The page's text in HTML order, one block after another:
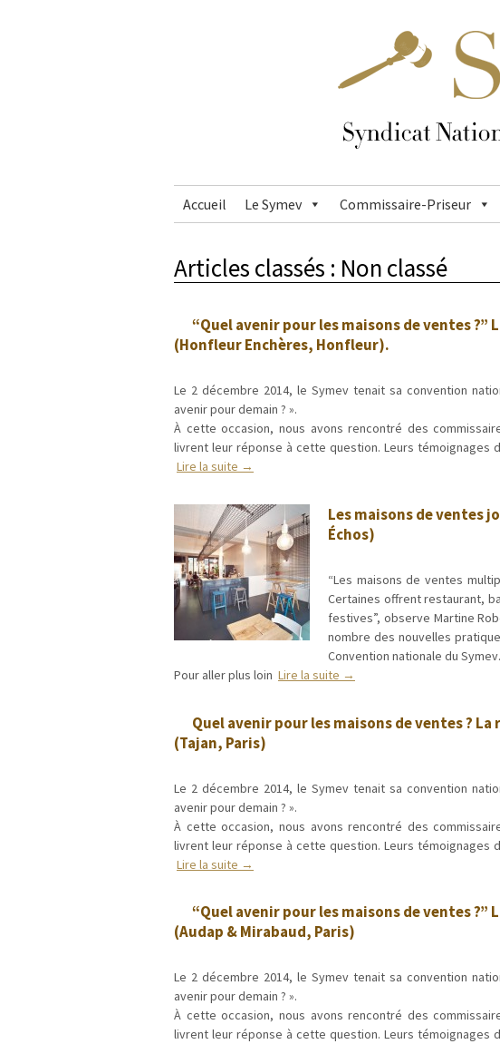
Accueil Le Symev Commissaire-Priseur
Articles classés : Non classé
“Quel avenir pour les maisons de ventes ?”
(Honfleur Enchères, Honfleur).
Le 2 décembre 2014, le Symev tenait sa convention
avenir pour demain ? ».
À cette occasion, nous avons rencontré des
livrent leur réponse à cette question. Leurs
Lire la suite →
Les maisons de ventes
Échos)
“Les maisons de ventes
Certaines offrent restaurant,
festives”, observe Martine
nombre des nouvelles
Convention nationale du Symev.
Pour aller plus loin Lire la suite →
Quel avenir pour les maisons de ventes ?
(Tajan, Paris)
Le 2 décembre 2014, le Symev tenait sa convention
avenir pour demain ? ».
À cette occasion, nous avons rencontré des
livrent leur réponse à cette question. Leurs
Lire la suite →
“Quel avenir pour les maisons de ventes ?”
(Audap & Mirabaud, Paris)
Le 2 décembre 2014, le Symev tenait sa convention
avenir pour demain ? ».
À cette occasion, nous avons rencontré des
livrent leur réponse à cette question. Leurs